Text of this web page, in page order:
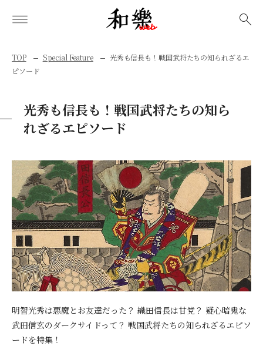
TOP Special Feature
光秀も信長も！戦国武将たちの知られざるエ
ピソード
光秀も信長も！戦国武将たちの知ら
れざるエピソード
明智光秀は悪魔とお友達だった？ 織田信長は甘党？ 疑心暗鬼な
武田信玄のダークサイドって？ 戦国武将たちの知られざるエピソ
ードを特集！